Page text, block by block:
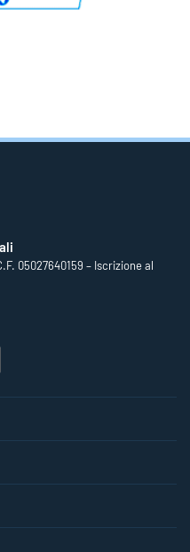
05027640159 – Iscrizione al